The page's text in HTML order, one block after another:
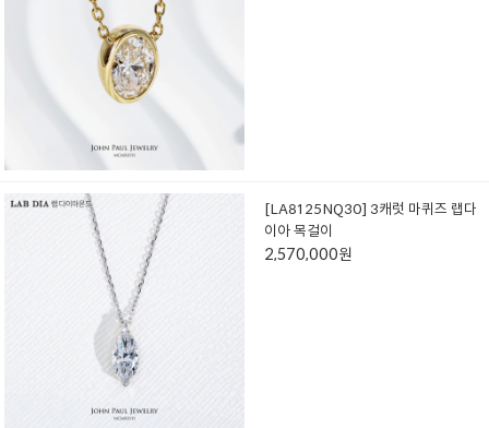
[LA8125NQ30] 3캐럿 마퀴즈 랩다
이아 목걸이
2,570,000원